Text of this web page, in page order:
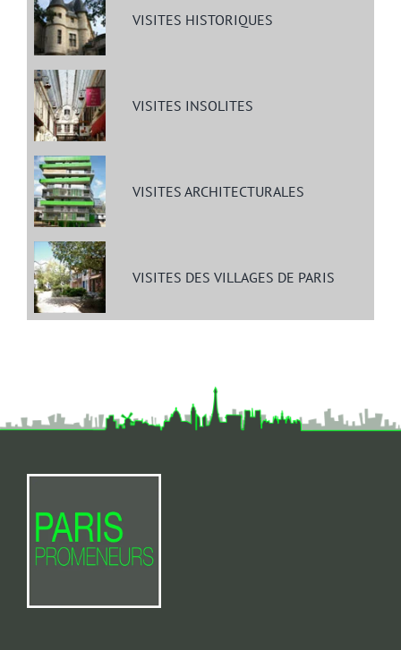
VISITES HISTORIQUES
VISITES INSOLITES
VISITES ARCHITECTURALES
VISITES DES VILLAGES DE PARIS